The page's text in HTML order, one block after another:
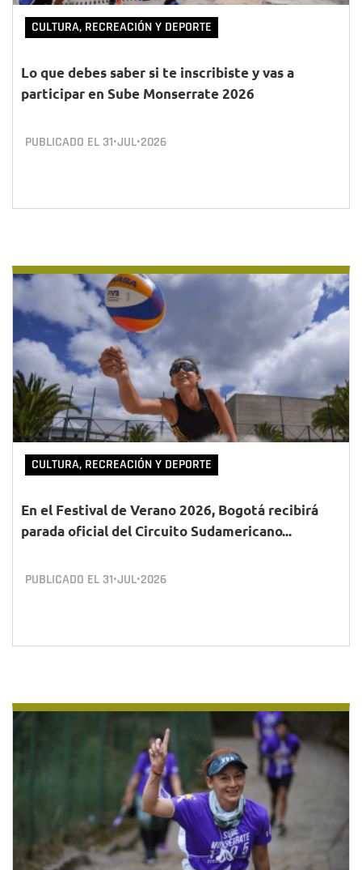
CULTURA, RECREACIÓN Y DEPORTE
Lo que debes saber si te inscribiste y vas a
participar en Sube Monserrate 2026
PUBLICADO EL 31•JUL•2026
CULTURA, RECREACIÓN Y DEPORTE
En el Festival de Verano 2026, Bogotá recibirá
parada oficial del Circuito Sudamericano...
PUBLICADO EL 31•JUL•2026